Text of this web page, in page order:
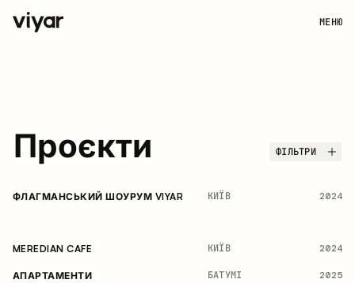
МЕНЮ
Проєкти ФІЛЬТРИ
ФЛАГМАНСЬКИЙ ШОУРУМ VIYAR КИЇВ 2024
MEREDIAN CAFE КИЇВ 2024
АПАРТАМЕНТИ БАТУМІ 2025